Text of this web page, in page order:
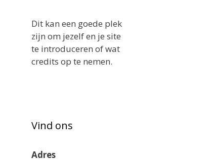
Dit kan een goede plek
zijn om jezelf en je site
te introduceren of wat
credits op te nemen.
Vind ons
Adres